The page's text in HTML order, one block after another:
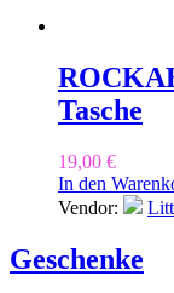
Tasche
19,00 €
In den
Vendor:
Geschenke